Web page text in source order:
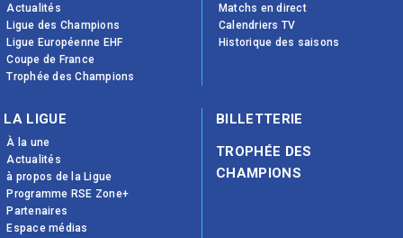
Actualités
Ligue des Champions
Ligue Européenne EHF
Coupe de France
Trophée des Champions
Matchs en direct
Calendriers TV
Historique des saisons
LA LIGUE
À la une
Actualités
à propos de la Ligue
Programme RSE Zone+
Partenaires
Espace médias
BILLETTERIE
TROPHÉE DES
CHAMPIONS